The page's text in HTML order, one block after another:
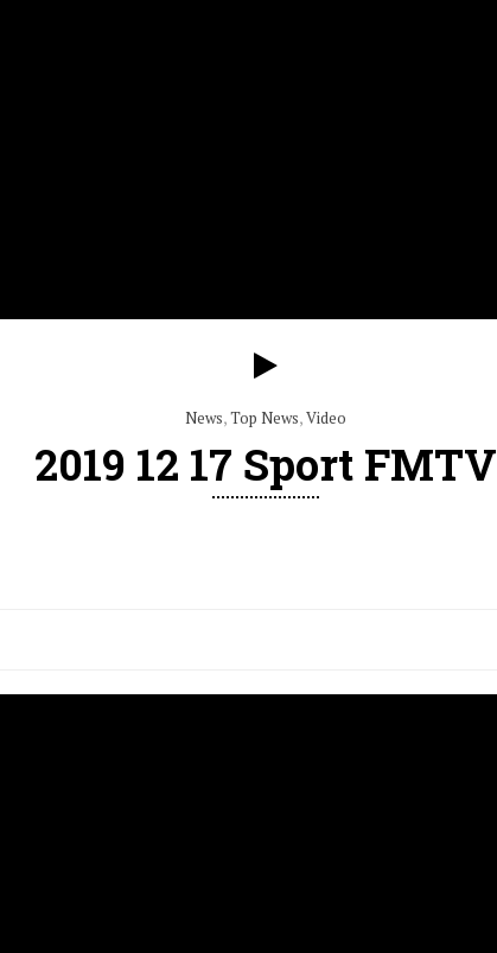
News,Top News,Video
2019 12 17 Sport FMTV